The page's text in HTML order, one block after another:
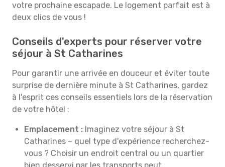
votre prochaine escapade. Le logement parfait est à
deux clics de vous !
Conseils d'experts pour réserver votre
séjour à St Catharines
Pour garantir une arrivée en douceur et éviter toute
surprise de dernière minute à St Catharines, gardez
à l'esprit ces conseils essentiels lors de la réservation
de votre hôtel :
Emplacement : Imaginez votre séjour à St
Catharines – quel type d'expérience recherchez-
vous ? Choisir un endroit central ou un quartier